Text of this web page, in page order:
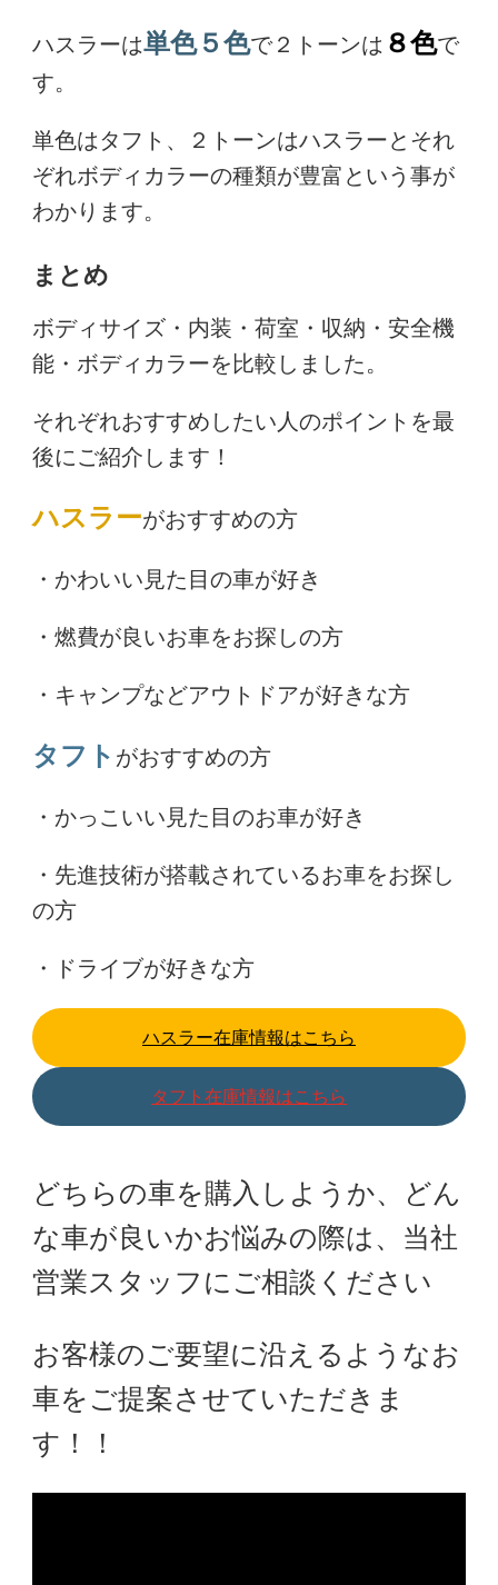
ハスラーは単色５色で２トーンは ８色で
す。
単色はタフト、２トーンはハスラーとそれ
ぞれボディカラーの種類が豊富という事が
わかります。
まとめ
ボディサイズ・内装・荷室・収納・安全機
能・ボディカラーを比較しました。
それぞれおすすめしたい人のポイントを最
後にご紹介します！
ハスラーがおすすめの方
・かわいい見た目の車が好き
・燃費が良いお車をお探しの方
・キャンプなどアウトドアが好きな方
タフト がおすすめの方
・かっこいい見た目のお車が好き
・先進技術が搭載されているお車をお探し
の方
・ドライブが好きな方
ハスラー在庫情報はこちら
タフト在庫情報はこちら
どちらの車を購入しようか、どん
な車が良いかお悩みの際は、当社
営業スタッフにご相談ください
お客様のご要望に沿えるようなお
車をご提案させていただきま
す！！